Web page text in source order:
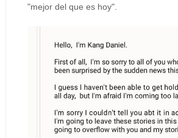
"mejor del que es hoy".